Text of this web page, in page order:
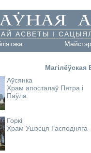
АСВЕТЫ І
Аўсянка
Храм апосталаў Пятра і
Паўла
Горкі
Храм Ушэсця Гасподняга